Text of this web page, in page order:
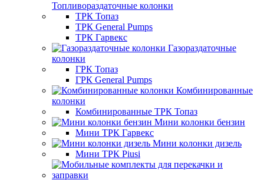
Топливораздаточные колонки
ТРК Топаз
ТРК General Pumps
ТРК Гарвекс
Газораздаточные
колонки
ГРК Топаз
ГРК General Pumps
Комбинированные
колонки
Комбинированные ТРК Топаз
Мини колонки бензин
Мини ТРК Гарвекс
Мини колонки дизель
Мини ТРК Piusi